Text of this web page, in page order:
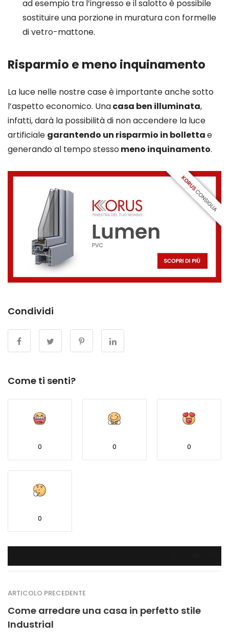
ad esempio tra l’ingresso e il salotto è possibile
sostituire una porzione in muratura con formelle
di vetro-mattone.
Risparmio e meno inquinamento
La luce nelle nostre case è importante anche sotto
l’aspetto economico. Unacasa ben illuminata,
infatti, darà la possibilità di non accendere la luce
artificiale garantendo un risparmio in bollettae
generando al tempo stessomeno inquinamento.
Condividi
Come ti senti?
0 0 0
0
ARTICOLO PRECEDENTE
Come arredare una casa in perfetto stile
Industrial